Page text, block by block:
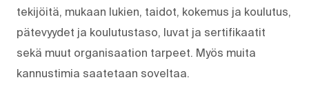
tekijöitä, mukaan lukien, taidot, kokemus ja koulutus,
pätevyydet ja koulutustaso, luvat ja sertifikaatit
sekä muut organisaation tarpeet. Myös muita
kannustimia saatetaan soveltaa.